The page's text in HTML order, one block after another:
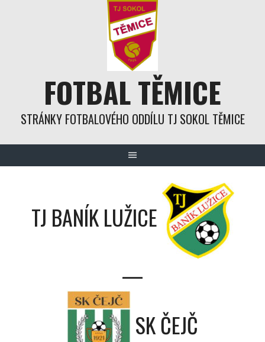
FOTBAL TĚMICE
STRÁNKY FOTBALOVÉHO ODDÍLU TJ SOKOL TĚMICE
TJ BANÍK LUŽICE
—
SK ČEJČ